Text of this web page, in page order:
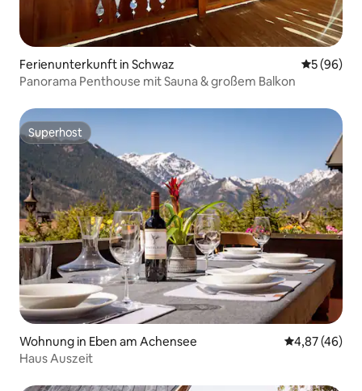
Ferienunterkunft in Schwaz
5 (96)
Panorama Penthouse mit Sauna & großem Balkon
Superhost
Superhost
Wohnung in Eben am Achensee
4,87 (46)
Haus Auszeit